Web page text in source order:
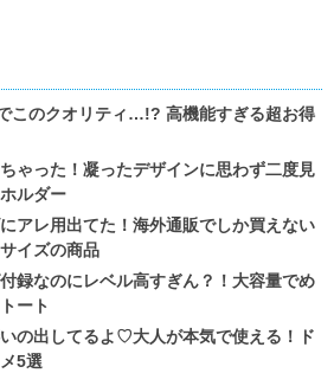
このクオリティ…!? 高機能すぎる超お得
ゃった！凝ったデザインに思わず二度見
ルダー
アレ用出てた！海外通販でしか買えない
イズの商品
録なのにレベル高すぎん？！大容量でめ
ート
の出してるよ♡大人が本気で使える！ド
5選